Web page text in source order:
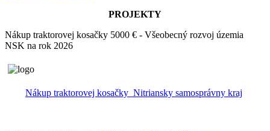
PROJEKTY
Nákup traktorovej kosačky 5000 € - Všeobecný rozvoj územia
NSK na rok 2026
Nákup traktorovej kosačky_Nitriansky samosprávny kraj